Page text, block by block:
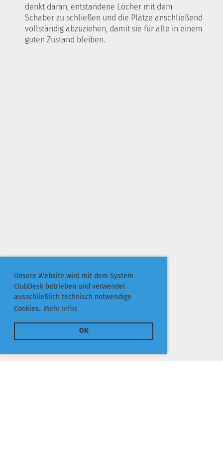
Unsere Website wird mit dem System
ClubDesk betrieben und verwendet
ausschließlich technisch notwendige
Cookies. Mehr Infos
OK
denkt daran, entstandene Löcher mit dem
Schaber zu schließen und die Plätze anschließend
vollständig abzuziehen, damit sie für alle in einem
guten Zustand bleiben.